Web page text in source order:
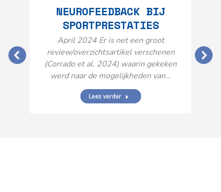
NEUROFEEDBACK BIJ
SPORTPRESTATIES
April 2024 Er is net een groot
review/overzichtsartikel verschenen
(Corrado et al. 2024) waarin gekeken
werd naar de mogelijkheden van…
Lees verder